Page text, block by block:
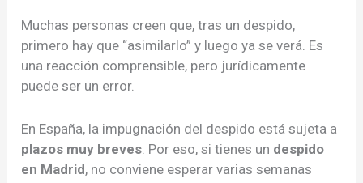
Muchas personas creen que, tras un despido,
primero hay que “asimilarlo” y luego ya se verá. Es
una reacción comprensible, pero jurídicamente
puede ser un error.
En España, la impugnación del despido está sujeta a
plazos muy breves . Por eso, si tienes un despido
en Madrid, no conviene esperar varias semanas